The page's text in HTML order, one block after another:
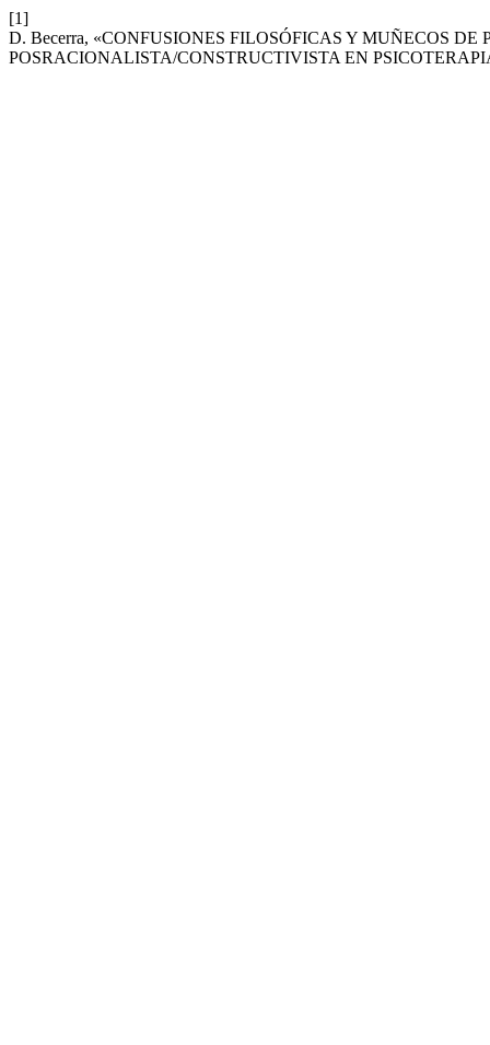
[1]
D. Becerra, «CONFUSIONES FILOSÓFICAS Y MUÑECOS
POSRACIONALISTA/CONSTRUCTIVISTA EN